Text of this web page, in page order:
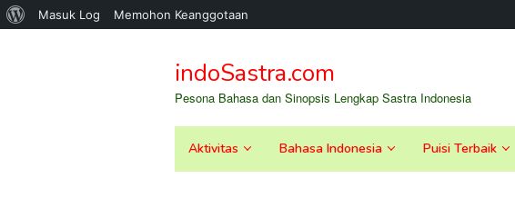
Tentang
Masuk Log Memohon Keanggotaan
kontenindoSastra.com
Pesona Bahasa dan Sinopsis Lengkap Sastra Indonesia
Aktivitas Bahasa Indonesia Puisi Terbaik